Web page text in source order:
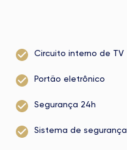
Circuito interno de TV
Portão eletrônico
Segurança 24h
Sistema de segurança